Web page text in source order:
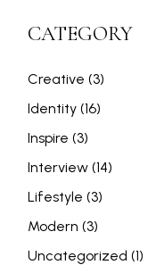
CATEGORY
Creative (3)
Identity (16)
Inspire (3)
Interview (14)
Lifestyle (3)
Modern (3)
Uncategorized (1)